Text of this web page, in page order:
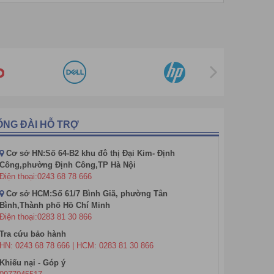
và chế độ rungnếu phát hiện vật thể nghi ngờ cũng
ĐÀI HỖ TRỢ
Cơ sở HN:Số 64-B2 khu đô thị Đại Kim- Định
Công,phường Định Công,TP Hà Nội
Điện thoại:0243 68 78 666
Cơ sở HCM:Số 61/7 Bình Giã, phường Tân
Bình,Thành phố Hồ Chí Minh
Điện thoại:0283 81 30 866
Tra cứu bảo hành
HN: 0243 68 78 666 | HCM: 0283 81 30 866
Khiếu nại - Góp ý